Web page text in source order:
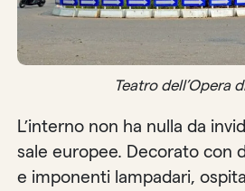
Teatro dell’Opera
L’interno non ha nulla da
sale europee. Decorato con
e imponenti lampadari,